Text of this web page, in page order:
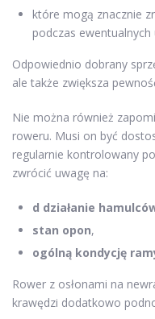
które mogą znacznie
podczas ewentualnych
Odpowiednio dobrany
ale także zwiększa
Nie można również
roweru. Musi on być
regularnie kontrolowany
zwrócić uwagę na:
d działanie
stan opon,
ogólną kondycję
Rower z osłonami na
krawędzi dodatkowo